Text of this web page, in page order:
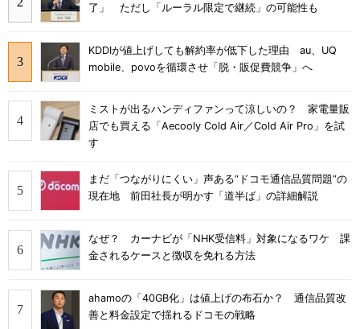
了」 ただし「ルーラル限定で継続」の可能性も
KDDIが値上げしても解約率が低下した理由 au、UQ
mobile、povoを循環させ「脱・販促費競争」へ
ミストが出るハンディファンって涼しいの？ 家電量販
店でも買える「Aecooly Cold Air／Cold Air Pro」を試
す
まだ「つながりにくい」声ある“ドコモ通信品質問題”の
現在地 前田社長が明かす「道半ば」の詳細解説
なぜ？ カーナビが「NHK受信料」対象になるワケ 課
金されるケースと徴収を免れる方法
ahamoの「40GB化」は値上げの布石か？ 通信品質改
善と料金設定で揺れるドコモの戦略